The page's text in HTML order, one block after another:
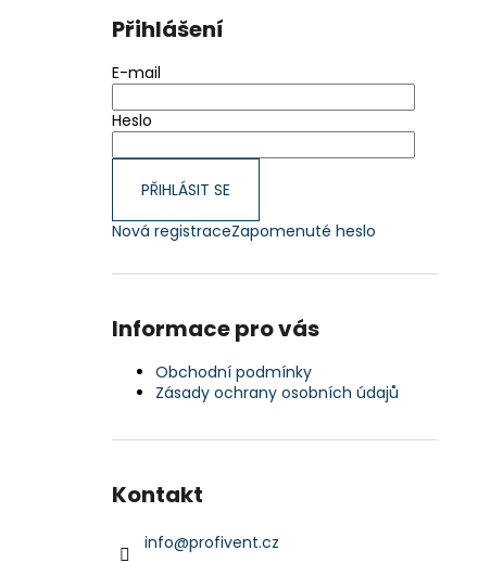
Přihlášení
E-mail
Heslo
PŘIHLÁSIT SE
Nová registraceZapomenuté heslo
Informace pro vás
Obchodní podmínky
Zásady ochrany osobních údajů
Kontakt
info@profivent.cz